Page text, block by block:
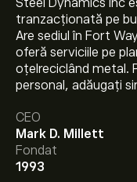
Steel Dynamics Inc
tranzacționată pe
Are sediul în Fort
oferă serviciile pe
oțelreciclând metal.
personal, adăugați
CEO
Mark D. Millett
Fondat
1993
Prețul actual al
Prețul țintă mediu
este 262.45‎$‎.
previziunile